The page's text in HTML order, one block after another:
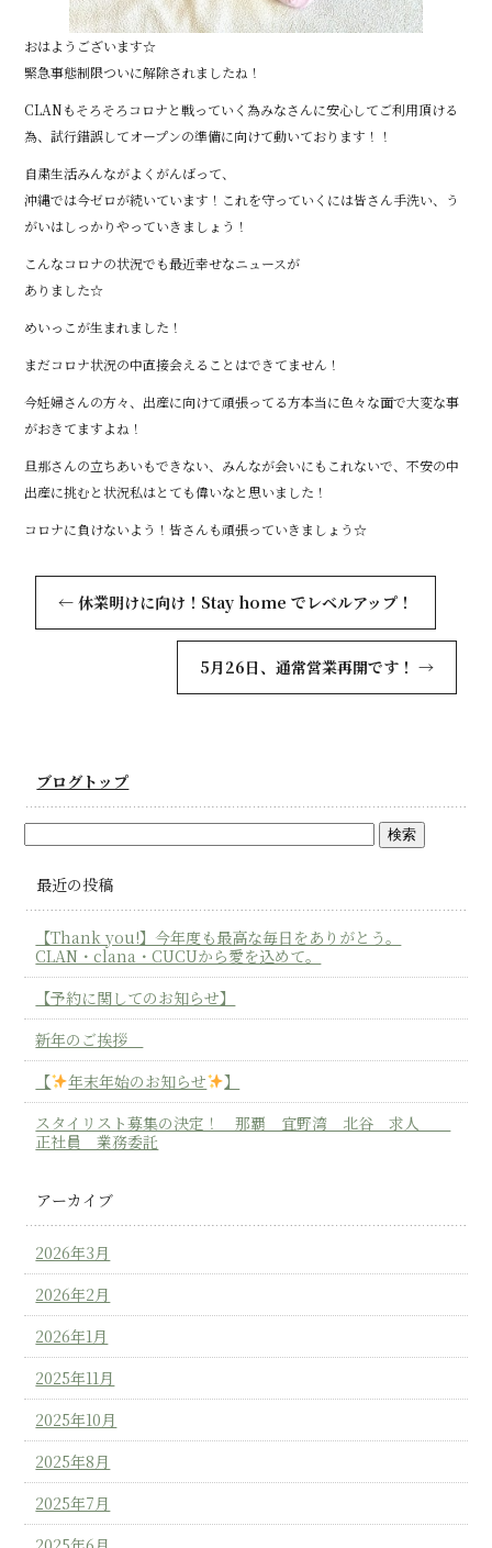
おはようございます☆
緊急事態制限ついに解除されましたね！
CLANもそろそろコロナと戦っていく為みなさんに安心してご利用頂ける
為、試行錯誤してオープンの準備に向けて動いております！！
自粛生活みんながよくがんばって、
沖縄では今ゼロが続いています！これを守っていくには皆さん手洗い、う
がいはしっかりやっていきましょう！
こんなコロナの状況でも最近幸せなニュースが
ありました☆
めいっこが生まれました！
まだコロナ状況の中直接会えることはできてません！
今妊婦さんの方々、出産に向けて頑張ってる方本当に色々な面で大変な事
がおきてますよね！
旦那さんの立ちあいもできない、みんなが会いにもこれないで、不安の中
出産に挑むと状況私はとても偉いなと思いました！
コロナに負けないよう！皆さんも頑張っていきましょう☆
← 休業明けに向け！Stay home でレベルアップ！
5月26日、通常営業再開です！ →
ブログトップ
最近の投稿
【Thank you!】今年度も最高な毎日をありがとう。
CLAN・clana・CUCUから愛を込めて。
【予約に関してのお知らせ】
新年のご挨拶
【
年末年始のお知らせ
】
スタイリスト募集の決定！ 那覇 宜野湾 北谷 求人
正社員 業務委託
アーカイブ
2026年3月
2026年2月
2026年1月
2025年11月
2025年10月
2025年8月
2025年7月